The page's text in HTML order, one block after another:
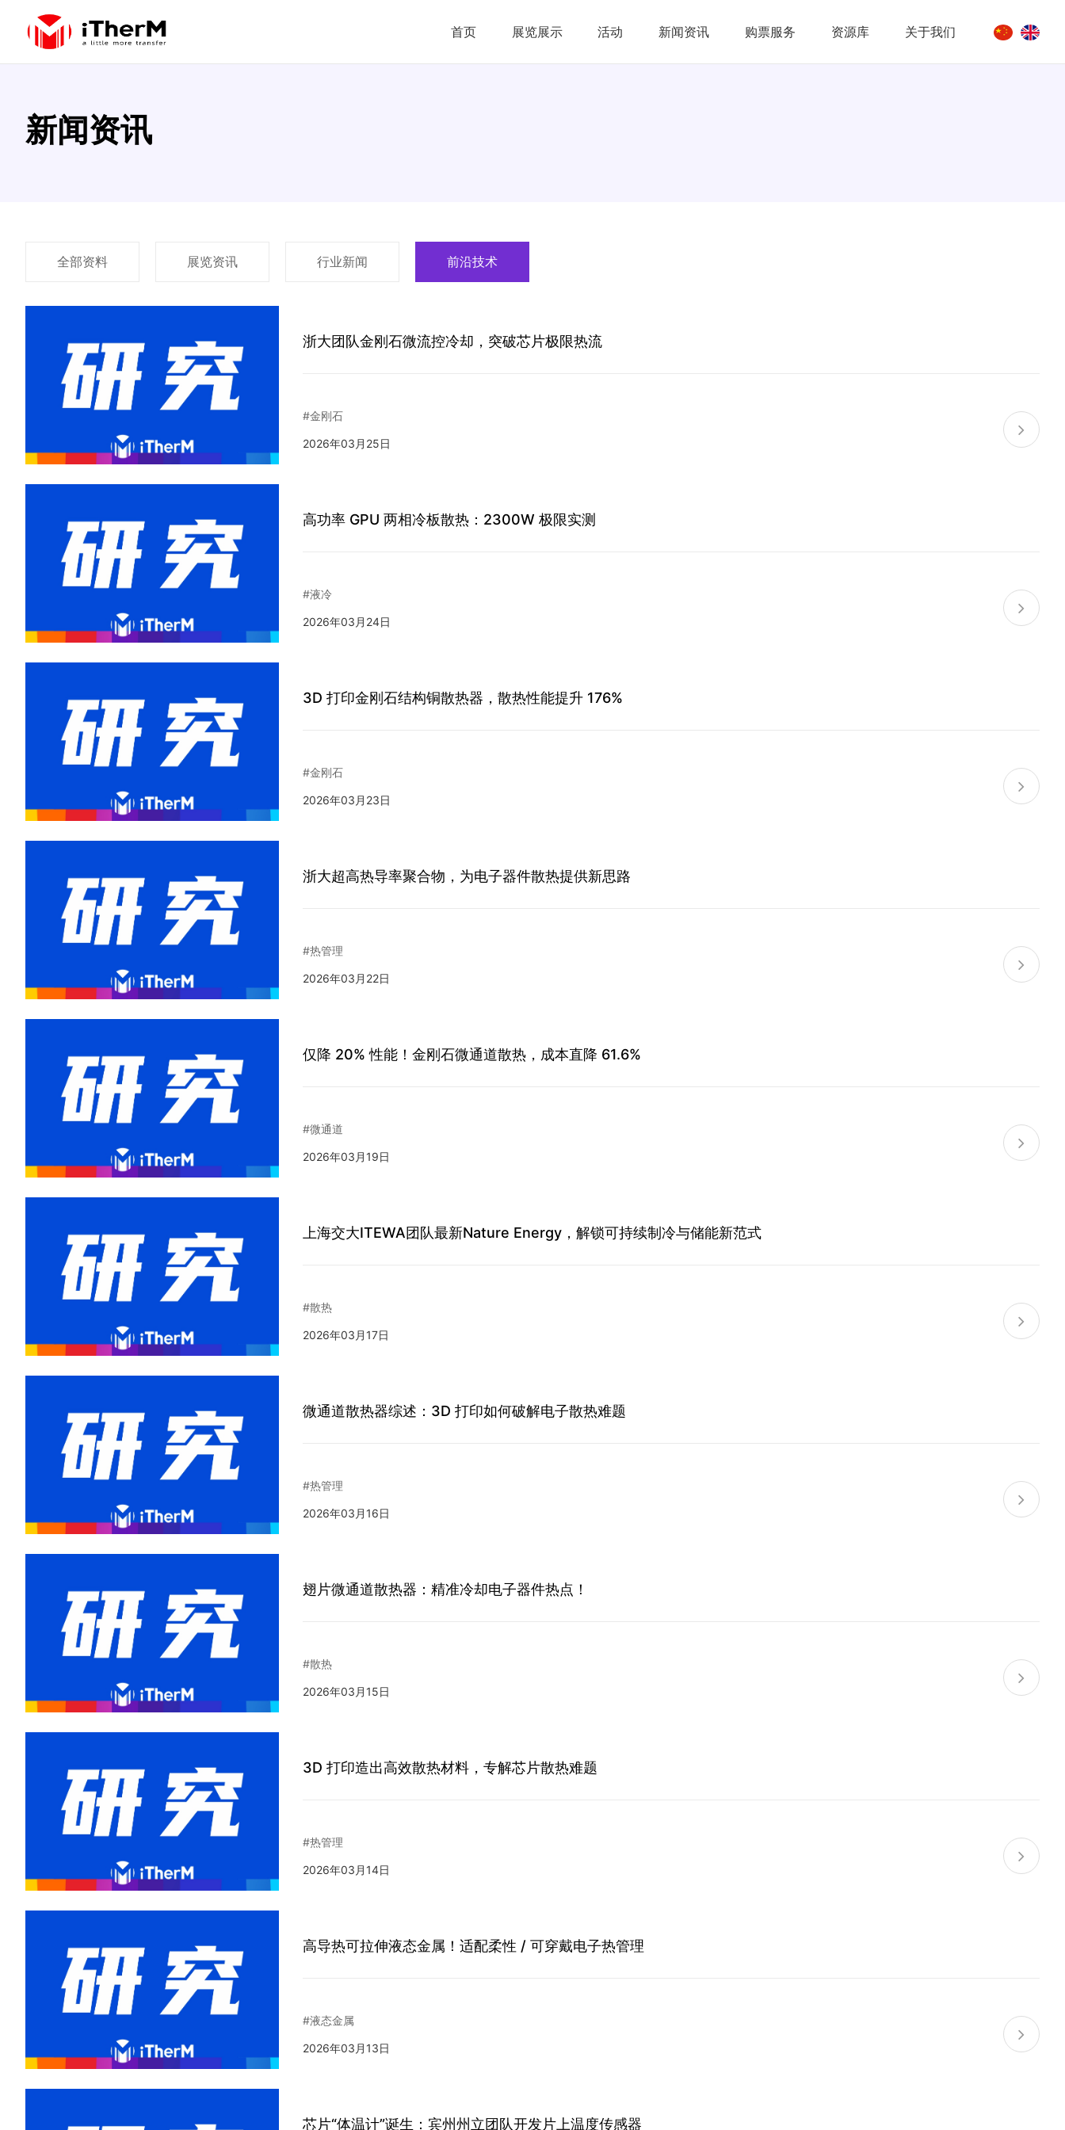
首页 展览展示 活动 新闻资讯 购票服务 资源库 关于我们
新闻资讯
全部资料 展览资讯 行业新闻 前沿技术
浙大团队金刚石微流控冷却，突破芯片极限热流
#金刚石
2026年03月25日
高功率 GPU 两相冷板散热：2300W 极限实测
#液冷
2026年03月24日
3D 打印金刚石结构铜散热器，散热性能提升 176%
#金刚石
2026年03月23日
浙大超高热导率聚合物，为电子器件散热提供新思路
#热管理
2026年03月22日
仅降 20% 性能！金刚石微通道散热，成本直降 61.6%
#微通道
2026年03月19日
上海交大ITEWA团队最新Nature Energy，解锁可持续制冷与储能新范式
#散热
2026年03月17日
微通道散热器综述：3D 打印如何破解电子散热难题
#热管理
2026年03月16日
翅片微通道散热器：精准冷却电子器件热点！
#散热
2026年03月15日
3D 打印造出高效散热材料，专解芯片散热难题
#热管理
2026年03月14日
高导热可拉伸液态金属！适配柔性 / 可穿戴电子热管理
#液态金属
2026年03月13日
芯片“体温计”诞生：宾州州立团队开发片上温度传感器